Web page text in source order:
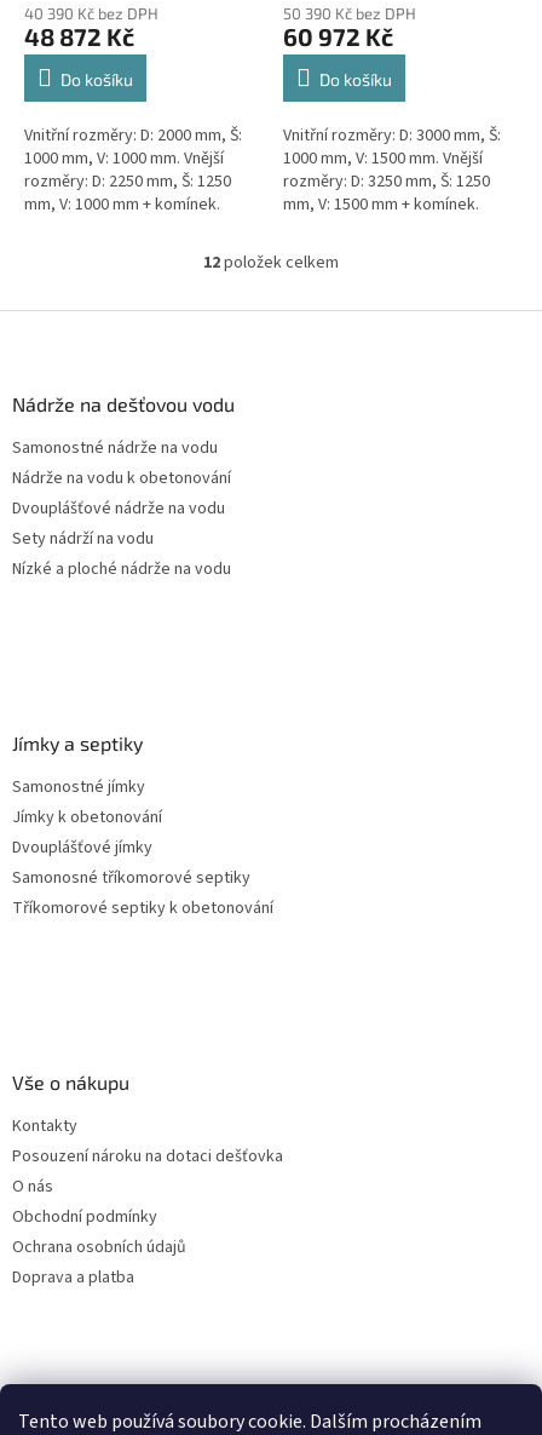
Tento web používá soubory cookie. Dalším procházením
40 390 Kč bez DPH
48 872 Kč
Do košíku
Vnitřní rozměry: D: 2000 mm, Š:
1000 mm, V: 1000 mm. Vnější
rozměry: D: 2250 mm, Š: 1250
mm, V: 1000 mm + komínek.
jídel denně Průměr a umístění...
50 390 Kč bez DPH
60 972 Kč
Do košíku
Vnitřní rozměry: D: 3000 mm, Š:
1000 mm, V: 1500 mm. Vnější
rozměry: D: 3250 mm, Š: 1250
mm, V: 1500 mm + komínek.
jídel denně Průměr a...
O
l
12položek celkem
Nádrže na dešťovou vodu
Samonostné nádrže na vodu
Nádrže na vodu k obetonování
Dvouplášťové nádrže na vodu
Sety nádrží na vodu
Nízké a ploché nádrže na vodu
Jímky a septiky
Samonostné jímky
Jímky k obetonování
Dvouplášťové jímky
Samonosné tříkomorové septiky
Tříkomorové septiky k obetonování
Vše o nákupu
Kontakty
Posouzení nároku na dotaci dešťovka
O nás
Obchodní podmínky
Ochrana osobních údajů
Doprava a platba
Filtry dešťové vody
Online